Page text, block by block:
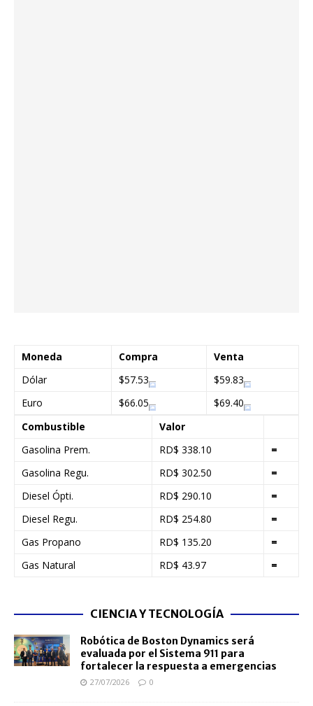
Moneda Compra
Venta
Dólar
$57.53
$59.83
Euro
$66.05
$69.40
Combustible
Valor
Gasolina Prem.
RD$ 338.10
=
Gasolina Regu.
RD$ 302.50
=
Diesel Ópti.
RD$ 290.10
=
Diesel Regu.
RD$ 254.80
=
Gas Propano
RD$ 135.20
=
Gas Natural
RD$ 43.97 =
CIENCIA Y TECNOLOGÍA
Robótica de Boston Dynamics será
evaluada por el Sistema 911 para
fortalecer la respuesta a emergencias
27/07/2026 0